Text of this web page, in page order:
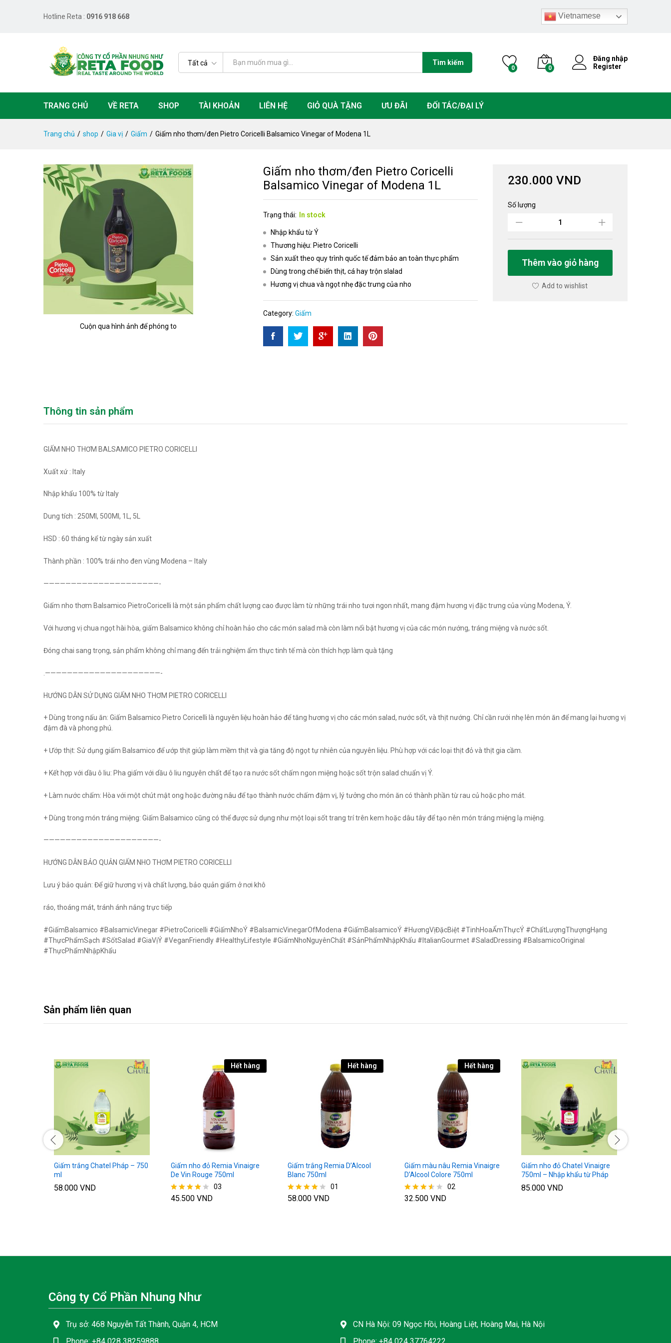
Hotline Reta : 0916 918 668 Vietnamese
Tất cả Tìm kiếm
0 0
Đăng nhập
Register
TRANG CHỦ VỀ RETA SHOP TÀI KHOẢN LIÊN HỆ GIỎ QUÀ TẶNG ƯU ĐÃI ĐỐI TÁC/ĐẠI LÝ
Trang chủ / shop / Gia vị / Giấm / Giấm nho thơm/đen Pietro Coricelli Balsamico Vinegar of Modena 1L
Cuộn qua hình ảnh để phóng to
Giấm nho thơm/đen Pietro Coricelli
Balsamico Vinegar of Modena 1L
Trạng thái: In stock
Nhập khẩu từ Ý
Thương hiệu: Pietro Coricelli
Sản xuất theo quy trình quốc tế đảm bảo an toàn thực phẩm
Dùng trong chế biến thịt, cá hay trộn slalad
Hương vị chua và ngọt nhẹ đặc trưng của nho
Category: Giấm
230.000 VND
Số lượng
Thêm vào giỏ hàng
Add to wishlist
Thông tin sản phẩm
GIẤM NHO THƠM BALSAMICO PIETRO CORICELLI
Xuất xứ : Italy
Nhập khẩu 100% từ Italy
Dung tích : 250Ml, 500Ml, 1L, 5L
HSD : 60 tháng kể từ ngày sản xuất
Thành phần : 100% trái nho đen vùng Modena – Italy
—————————————————————-
Giấm nho thơm Balsamico PietroCoricelli là một sản phẩm chất lượng cao được làm từ những trái nho tươi ngon nhất, mang đậm hương vị đặc trưng của vùng Modena, Ý.
Với hương vị chua ngọt hài hòa, giấm Balsamico không chỉ hoàn hảo cho các món salad mà còn làm nổi bật hương vị của các món nướng, tráng miệng và nước sốt.
Đóng chai sang trọng, sản phẩm không chỉ mang đến trải nghiệm ẩm thực tinh tế mà còn thích hợp làm quà tặng
.—————————————————————-
HƯỚNG DẪN SỬ DỤNG GIẤM NHO THƠM PIETRO CORICELLI
+ Dùng trong nấu ăn: Giấm Balsamico Pietro Coricelli là nguyên liệu hoàn hảo để tăng hương vị cho các món salad, nước sốt, và thịt nướng. Chỉ cần rưới nhẹ lên món ăn để mang lại hương vị
đậm đà và phong phú.
+ Ướp thịt: Sử dụng giấm Balsamico để ướp thịt giúp làm mềm thịt và gia tăng độ ngọt tự nhiên của nguyên liệu. Phù hợp với các loại thịt đỏ và thịt gia cầm.
+ Kết hợp với dầu ô liu: Pha giấm với dầu ô liu nguyên chất để tạo ra nước sốt chấm ngon miệng hoặc sốt trộn salad chuẩn vị Ý.
+ Làm nước chấm: Hòa với một chút mật ong hoặc đường nâu để tạo thành nước chấm đậm vị, lý tưởng cho món ăn có thành phần từ rau củ hoặc pho mát.
+ Dùng trong món tráng miệng: Giấm Balsamico cũng có thể được sử dụng như một loại sốt trang trí trên kem hoặc dâu tây để tạo nên món tráng miệng lạ miệng.
—————————————————————-
HƯỚNG DẪN BẢO QUẢN GIẤM NHO THƠM PIETRO CORICELLI
Lưu ý bảo quản: Để giữ hương vị và chất lượng, bảo quản giấm ở nơi khô
ráo, thoáng mát, tránh ánh nắng trực tiếp
#GiấmBalsamico #BalsamicVinegar #PietroCoricelli #GiấmNhoÝ #BalsamicVinegarOfModena #GiấmBalsamicoÝ #HươngVịĐặcBiệt #TinhHoaẨmThựcÝ #ChấtLượngThượngHạng
#ThựcPhẩmSạch #SốtSalad #GiaVịÝ #VeganFriendly #HealthyLifestyle #GiấmNhoNguyênChất #SảnPhẩmNhậpKhẩu #ItalianGourmet #SaladDressing #BalsamicoOriginal
#ThựcPhẩmNhậpKhẩu
Sản phẩm liên quan
Giấm trắng Chatel Pháp – 750
ml
58.000 VND
Hết hàng
Giấm nho đỏ Remia Vinaigre
De Vin Rouge 750ml
Được xếp
03
45.500 VND
Hết hàng
Giấm trắng Remia D’Alcool
Blanc 750ml
Được xếp
01
58.000 VND
Hết hàng
Giấm màu nâu Remia Vinaigre
D’Alcool Colore 750ml
Được
02
32.500 VND
Giấm nho đỏ Chatel Vinaigre
750ml – Nhập khẩu từ Pháp
85.000 VND
Công ty Cổ Phần Nhung Như
Trụ sở: 468 Nguyễn Tất Thành, Quận 4, HCM
Phone: +84 028 38259888
CN Hà Nội: 09 Ngọc Hồi, Hoàng Liệt, Hoàng Mai, Hà Nội
Phone: +84 024 37764222
Thông tin sản phẩm
Thêm vào giỏ hàng